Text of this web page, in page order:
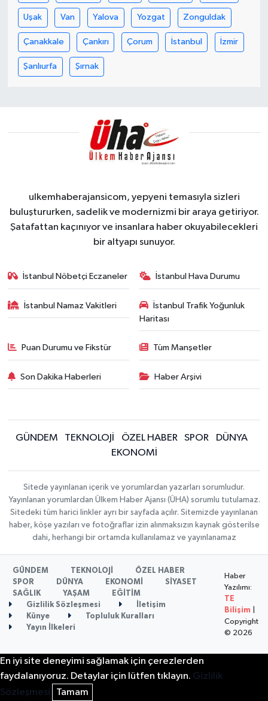
Uşak Van Yalova Yozgat Zonguldak
Çanakkale Çankırı Çorum İstanbul İzmir
Şanlıurfa Şırnak
ulkemhaberajansicom, yepyeni temasıyla sizleri
buluştururken, sadelik ve modernizmi bir araya getiriyor.
Şatafattan kaçınıyor ve insanlara haber okuyabilecekleri
bir altyapı sunuyor.
İstanbul Nöbetçi Eczaneler İstanbul Hava Durumu
İstanbul Namaz Vakitleri
İstanbul Trafik Yoğunluk
Haritası
Puan Durumu ve Fikstür Tüm Manşetler
Son Dakika Haberleri Haber Arşivi
GÜNDEM TEKNOLOJİ ÖZEL HABER SPOR
DÜNYA
EKONOMİ
Sitede yayınlanan içerik ve yorumlardan yazarları sorumludur.
Yayınlanan yorumlardan Ülkem Haber Ajansı (ÜHA) sorumlu tutulamaz.
Sitedeki tüm harici linkler ayrı bir sayfada açılır. Sitemizde yayınlanan
haber, köşe yazıları ve fotoğraflar izin alınmaksızın kaynak gösterilse
dahi, herhangi bir ortamda kullanılamaz ve yayınlanamaz
GÜNDEM TEKNOLOJİ
ÖZEL HABER
SPOR
DÜNYA EKONOMİ
SİYASET
SAĞLIK
YAŞAM
EĞİTİM
Gizlilik Sözleşmesi
İletişim
Künye
Topluluk Kuralları
Yayın İlkeleri
Haber
Yazılımı:
TE
Bilişim
Copyright
© 2026
En iyi site deneyimi sağlamak için çerezlerden
faydalanıyoruz. Detaylar için lütfen tıklayın. Gizlilik
Sözleşmesi
Tamam